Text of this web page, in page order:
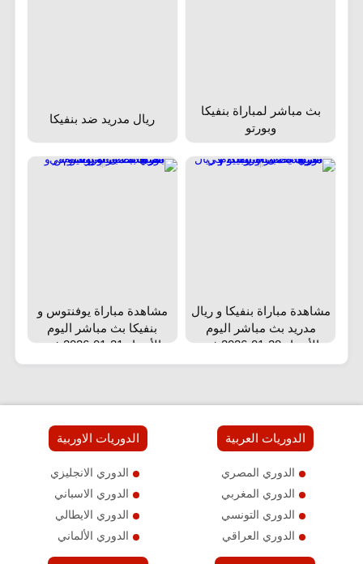
بث مباشر لمباراة بنفيكا
وبورتو
ريال مدريد ضد بنفيكا
مشاهدة مباراة بنفيكا و ريال
مدريد بث مباشر اليوم
الأربعاء 28-01-2026 في
دوري أبطال أوروبا
مشاهدة مباراة يوفنتوس و
بنفيكا بث مباشر اليوم
الأربعاء 21-01-2026 في
دوري أبطال أوروبا
الدوريات العربية
الدوري المصري
الدوري المغربي
الدوري التونسي
الدوري العراقي
الدوريات الاوربية
الدوري الانجليزي
الدوري الاسباني
الدوري الايطالي
الدوري الألماني